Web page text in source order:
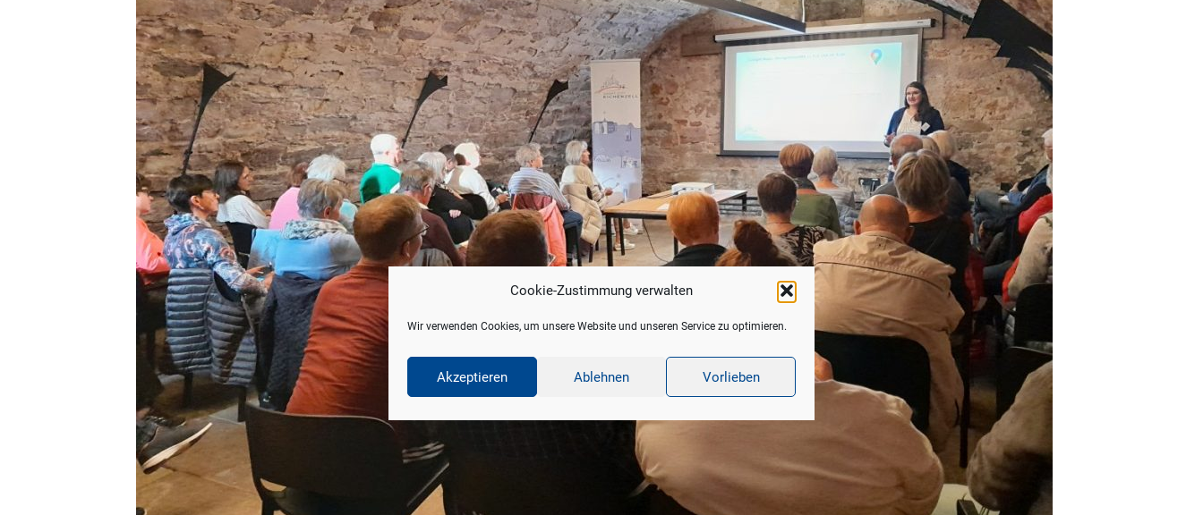
Cookie-Zustimmung verwalten
Wir verwenden Cookies, um unsere Website und unseren Service zu optimieren.
Akzeptieren Ablehnen Vorlieben